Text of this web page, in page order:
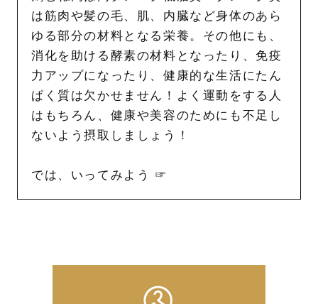
は筋肉や髪の毛、肌、内臓など身体のあら
ゆる部分の材料となる栄養。その他にも、
消化を助ける酵素の材料となったり、免疫
力アップになったり、健康的な生活にたん
ぱく質は欠かせません！よく運動をする人
はもちろん、健康や美容のためにも不足し
ないよう摂取しましょう！
では、いってみよう ☞